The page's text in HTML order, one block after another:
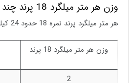
وزن هر متر میلگرد 18 پرند چند کیلو گرم است ؟
هر متر میلگرد پرند نمره 18 حدود 24 کیلوگرم است.
وزن هر متر میلگرد 18 پرند
2